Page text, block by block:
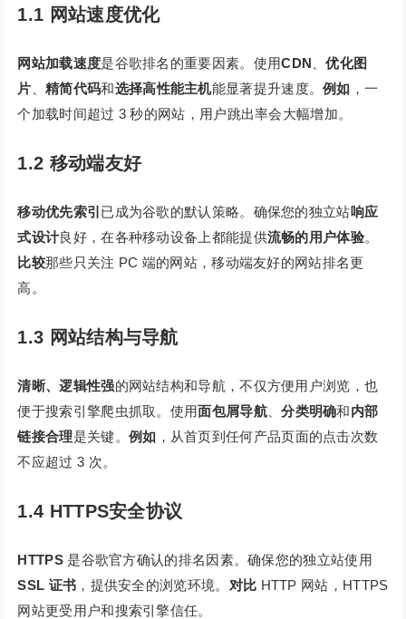
1.1 网站速度优化
网站加载速度是谷歌排名的重要因素。使用CDN 、优化图
片 、精简代码和选择高性能主机能显著提升速度。例如 ，一
个加载时间超过 3 秒的网站，用户跳出率会大幅增加。
1.2 移动端友好
移动优先索引 已成为谷歌的默认策略。确保您的独立站响应
式设计良好，在各种移动设备上都能提供流畅的用户体验。
比较那些只关注 PC 端的网站，移动端友好的网站排名更
高。
1.3 网站结构与导航
清晰、逻辑性强的网站结构和导航，不仅方便用户浏览，也
便于搜索引擎爬虫抓取。使用面包屑导航、分类明确和内部
链接合理是关键。 例如 ，从首页到任何产品页面的点击次数
不应超过 3 次。
1.4 HTTPS安全协议
HTTPS是谷歌官方确认的排名因素。确保您的独立站使用
SSL 证书 ，提供安全的浏览环境。 对比 HTTP 网站，HTTPS
网站更受用户和搜索引擎信任。